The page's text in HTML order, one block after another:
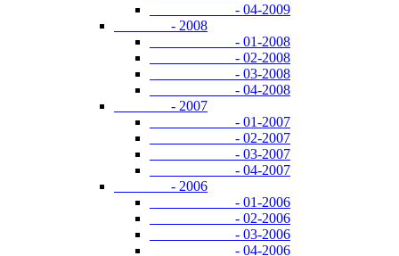
- 04-2009
- 2008
- 01-2008
- 02-2008
- 03-2008
- 04-2008
- 2007
- 01-2007
- 02-2007
- 03-2007
- 04-2007
- 2006
- 01-2006
- 02-2006
- 03-2006
- 04-2006